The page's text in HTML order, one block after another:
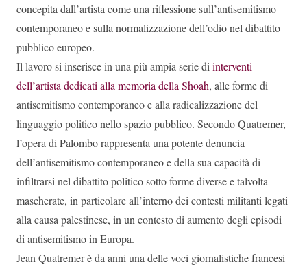
concepita dall’artista come una riflessione sull’antisemitismo
contemporaneo e sulla normalizzazione dell’odio nel dibattito
pubblico europeo.
Il lavoro si inserisce in una più ampia serie diinterventi
dell’artista dedicati alla memoria della Shoah, alle forme di
antisemitismo contemporaneo e alla radicalizzazione del
linguaggio politico nello spazio pubblico. Secondo Quatremer,
l’opera di Palombo rappresenta una potente denuncia
dell’antisemitismo contemporaneo e della sua capacità di
infiltrarsi nel dibattito politico sotto forme diverse e talvolta
mascherate, in particolare all’interno dei contesti militanti legati
alla causa palestinese, in un contesto di aumento degli episodi
di antisemitismo in Europa.
Jean Quatremer è da anni una delle voci giornalistiche francesi